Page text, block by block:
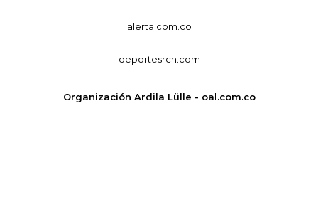
alerta.com.co
deportesrcn.com
Organización Ardila Lülle - oal.com.co